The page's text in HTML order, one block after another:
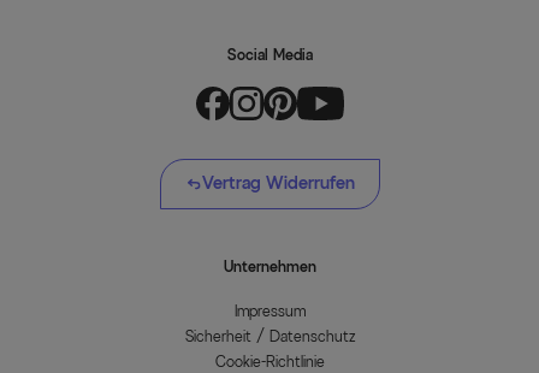
Social Media
Vertrag Widerrufen
Unternehmen
Impressum
Sicherheit / Datenschutz
Cookie-Richtlinie